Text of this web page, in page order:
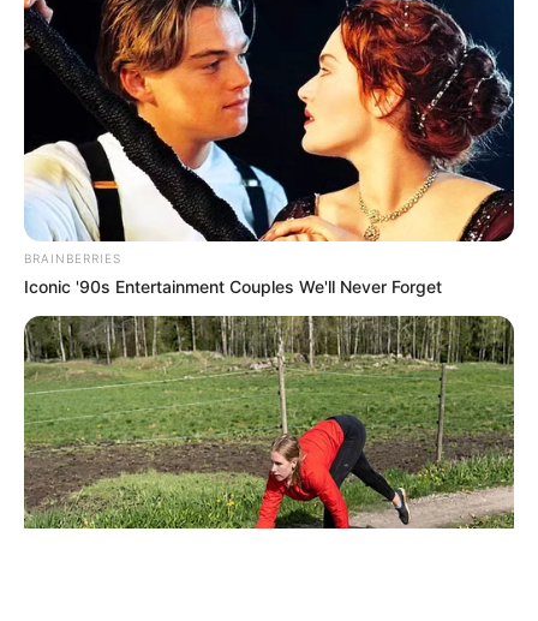
ΤΑΥΤΟΤΗΤΑ ΚΑΙ ΕΠΙΚΟΙΝΩΝΙΑ ΟΡΟΙ ΧΡΗΣΗΣ
© 2025 EVIANEWS του Γιώργου Κουτσελίνη
BRAINBERRIES
Iconic '90s Entertainment Couples We'll Never Forget